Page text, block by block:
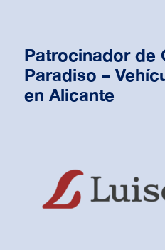
Patrocinador de
Paradiso –
en Alicante